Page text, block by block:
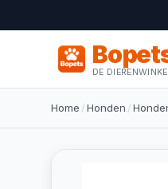
DE
Home /Honden /